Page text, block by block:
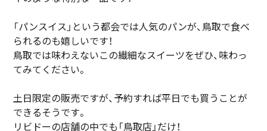
「パンスイス」という都会では人気のパンが、鳥取で食べ
られるのも嬉しいです！
鳥取では味わえないこの繊細なスイーツをぜひ、味わっ
てみてください。
土日限定の販売ですが、予約すれば平日でも買うことが
できるそうです。
リビドーの店舗の中でも「鳥取店」だけ！